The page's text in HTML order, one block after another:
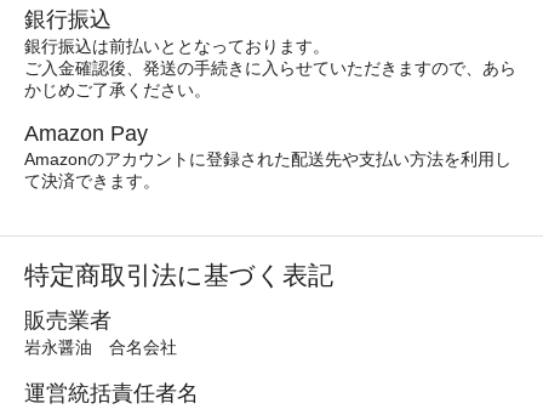
銀行振込
銀行振込は前払いととなっております。
ご入金確認後、発送の手続きに入らせていただきますので、あら
かじめご了承ください。
Amazon Pay
Amazonのアカウントに登録された配送先や支払い方法を利用し
て決済できます。
特定商取引法に基づく表記
販売業者
岩永醤油 合名会社
運営統括責任者名